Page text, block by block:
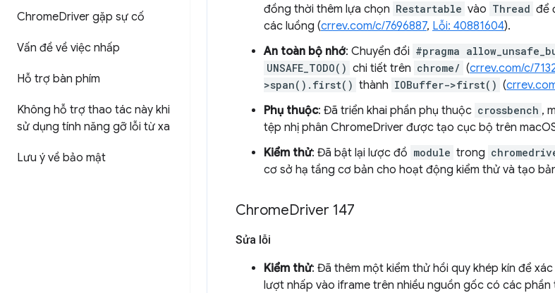
ChromeDriver gặp sự cố
Vấn đề về việc nhấp
Hỗ trợ bàn phím
Không hỗ trợ thao tác này khi
sử dụng tính năng gỡ lỗi từ xa
Lưu ý về bảo mật
đồng thời thêm lựa chọn Restartable vào Thread để
các luồng (crrev.com/c/7696887, Lỗi: 40881604).
An toàn bộ nhớ: Chuyển đổi #pragma
UNSAFE_TODO() chi tiết trên chrome/ (crrev.com/c/
>span().first() thành IOBuffer->first() (
Phụ thuộc: Đã triển khai phần phụ thuộc crossbench ,
tệp nhị phân ChromeDriver được tạo cục bộ trên
Kiểm thử: Đã bật lại lược đồ module trong
cơ sở hạ tầng cơ bản cho hoạt động kiểm thử và tạo
ChromeDriver 147
Sửa lỗi
Kiểm thử: Đã thêm một kiểm thử hồi quy khép kín để
lượt nhấp vào iframe trên nhiều nguồn gốc có các